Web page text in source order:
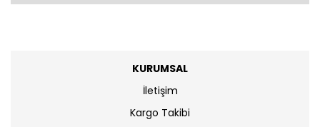
KURUMSAL
İletişim
Kargo Takibi